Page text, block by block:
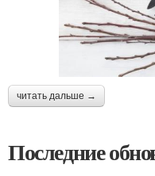
читать дальше →
Последние